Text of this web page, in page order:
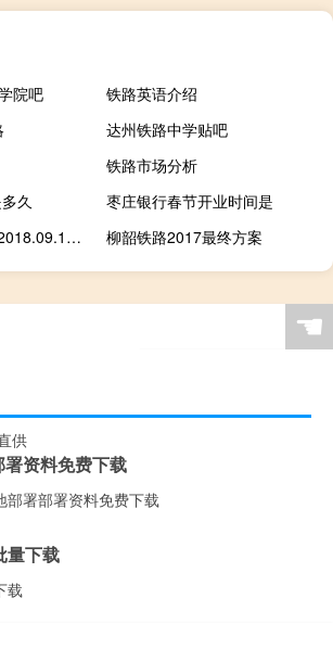
院吧
铁路英语介绍
达州铁路中学贴吧
铁路市场分析
久
枣庄银行春节开业时间是
小班微信群发器 V2018.09.16 官方最新版（小班微信群发器 V2018.09.16 官方最新版功能简介）
柳韶铁路2017最终方案
☚
资料免费下载
量下载